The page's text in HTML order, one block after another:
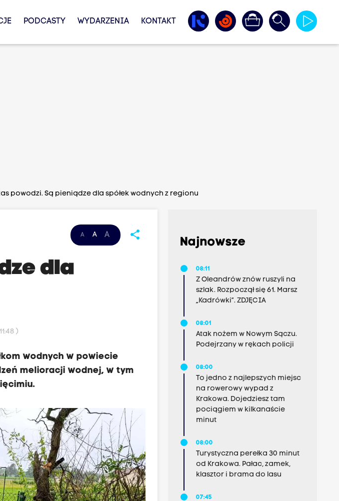
PODCASTY WYDARZENIA KONTAKT
powodzi. Są pieniądze dla spółek wodnych z regionu
A A A share
dla
)
wodnych w powiecie
melioracji wodnej, w tym
Najnowsze
08:11
Z Oleandrów znów ruszyli na
szlak. Rozpoczął się 61. Marsz
„Kadrówki”. ZDJĘCIA
08:01
Atak nożem w Nowym Sączu.
Podejrzany w rękach policji
08:00
To jedno z najlepszych miejsc
na rowerowy wypad z
Krakowa. Dojedziesz tam
pociągiem w kilkanaście
minut
08:00
Turystyczna perełka 30 minut
od Krakowa. Pałac, zamek,
klasztor i brama do lasu
07:45